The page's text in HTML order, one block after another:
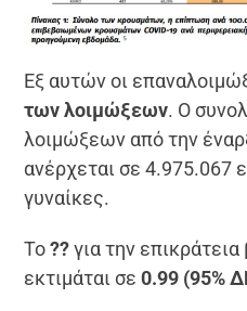
Εξ αυτών οι
των λοιμώξεων. Ο
λοιμώξεων από την
ανέρχεται σε 4.975.067
γυναίκες.
To??για την
εκτιμάται σε 0.99 (95%